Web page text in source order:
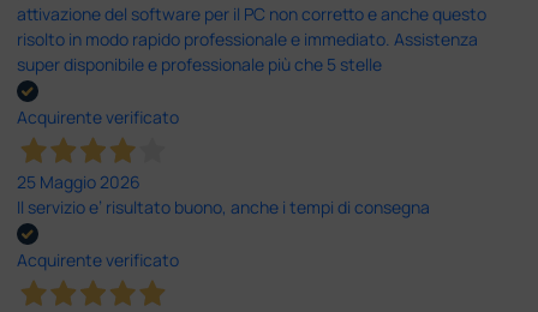
attivazione del software per il PC non corretto e anche questo
risolto in modo rapido professionale e immediato. Assistenza
super disponibile e professionale più che 5 stelle
Acquirente verificato
25 Maggio 2026
Il servizio e’ risultato buono, anche i tempi di consegna
Acquirente verificato